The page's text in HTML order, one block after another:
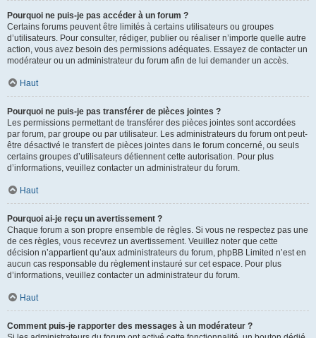
Pourquoi ne puis-je pas accéder à un forum ?
Certains forums peuvent être limités à certains utilisateurs ou groupes
d’utilisateurs. Pour consulter, rédiger, publier ou réaliser n’importe quelle autre
action, vous avez besoin des permissions adéquates. Essayez de contacter un
modérateur ou un administrateur du forum afin de lui demander un accès.
Haut
Pourquoi ne puis-je pas transférer de pièces jointes ?
Les permissions permettant de transférer des pièces jointes sont accordées
par forum, par groupe ou par utilisateur. Les administrateurs du forum ont peut-
être désactivé le transfert de pièces jointes dans le forum concerné, ou seuls
certains groupes d’utilisateurs détiennent cette autorisation. Pour plus
d’informations, veuillez contacter un administrateur du forum.
Haut
Pourquoi ai-je reçu un avertissement ?
Chaque forum a son propre ensemble de règles. Si vous ne respectez pas une
de ces règles, vous recevrez un avertissement. Veuillez noter que cette
décision n’appartient qu’aux administrateurs du forum, phpBB Limited n’est en
aucun cas responsable du règlement instauré sur cet espace. Pour plus
d’informations, veuillez contacter un administrateur du forum.
Haut
Comment puis-je rapporter des messages à un modérateur ?